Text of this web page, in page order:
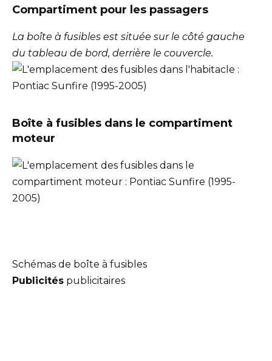
Compartiment pour les passagers
La boîte à fusibles est située sur le côté gauche
du tableau de bord, derrière le couvercle.
Boîte à fusibles dans le compartiment
moteur
Schémas de boîte à fusibles
Publicités publicitaires